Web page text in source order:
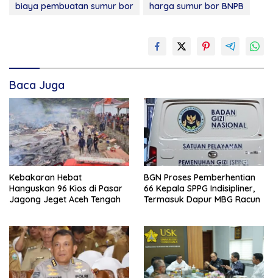
biaya pembuatan sumur bor
harga sumur bor BNPB
Baca Juga
Kebakaran Hebat
Hanguskan 96 Kios di Pasar
Jagong Jeget Aceh Tengah
BGN Proses Pemberhentian
66 Kepala SPPG Indisipliner,
Termasuk Dapur MBG Racun